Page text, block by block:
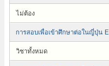
ไม่ต้อง
การสอบเพื่อเข้าศึกษาต่อในญี่ปุ่น
วิชาทั้งหมด